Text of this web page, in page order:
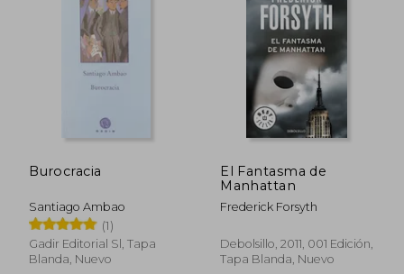
Burocracia
Santiago Ambao
(1)
Gadir Editorial Sl, Tapa
Blanda, Nuevo
El Fantasma de
Manhattan
Frederick Forsyth
Debolsillo, 2011, 001 Edición,
Tapa Blanda, Nuevo